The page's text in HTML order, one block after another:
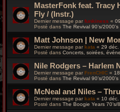
MasterFonk feat. Tracy
Fly / (Instr.)
Dernier message par funkiness «
Posté dans The Revival 90’s/2000’s
Matt Johnson | New
Dernier message parkata « 29 déc.
Posté dans Concerts, soirées,
Nile Rodgers – Harlem
Dernier message par FrenCHIC «
Posté dans The Revival 90’s/2000’s
McNeal and Niles –
Dernier message parkata « 10
Posté dans The Boogie Years 70’s/